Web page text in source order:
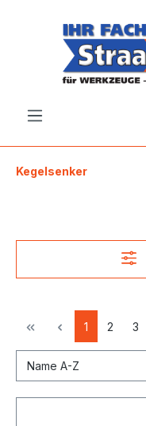
Kegelsenker
1 2 3